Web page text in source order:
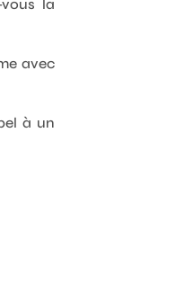
la
avec
à un